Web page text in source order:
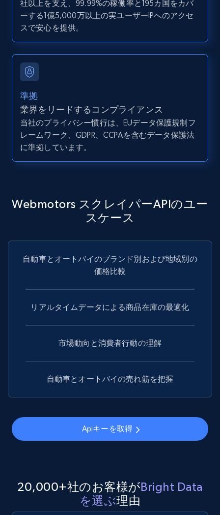
Youtube - Videos posts - Search new
youtube videos by keyword
URL, Title, Youtuber, Youtuber md5, Video url,
Video length, Likes, Views, and more.
8.1K+ 716+ 無料トライアル
716+ 無料トライアル
Youtube - Videos posts - Search videos by
URL, Title, Youtuber, Youtuber md5, Video url,
716+ 無料トライアル
Video length, Likes, Views, and more.
Youtube - Videos posts - Discovery records
社以上を支え、99.99%の稼働率と195カ国をカバ
ーする1億5,000万以上の実ユーザーIPへのアクセ
スで安心を提供。
準拠
業界をリードするコンプライアンス
当社のプライバシー慣行は、EUデータ保護規制フ
レームワーク、GDPR、CCPAを含むデータ保護法
に準拠しています。
Webmotors スクレイパーAPIのユー
スケース
自動車とオートバイのブランド別および地域別の
価格比較
リアルタイムデータによる商品在庫の最適化
市場動向と消費者行動の理解
自動車とオートバイの売れ筋を把握
Apiキーを取得
20,000+社のお客様がBright Data
を選ぶ理由